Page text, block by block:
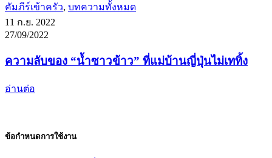
คัมภีร์เข้าครัว, บทความทั้งหมด
11 ก.ย. 2022
27/09/2022
ความลับของ “น้ำซาวข้าว” ที่แม่บ้านญี่ปุ่นไม่เททิ้ง
อ่านต่อ
ข้อกำหนดการใช้งาน